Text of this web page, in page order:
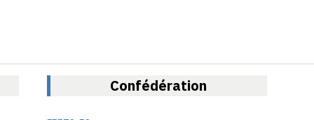
Confédération